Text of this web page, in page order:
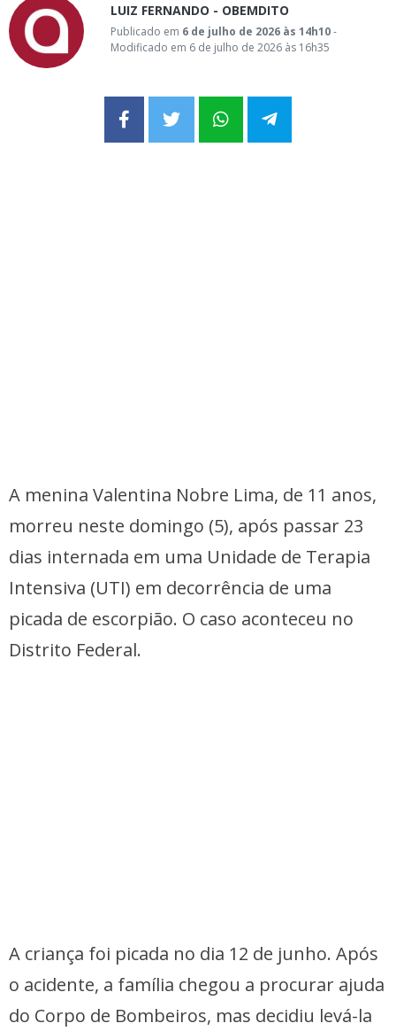
LUIZ FERNANDO - OBEMDITO
Publicado em 6 de julho de 2026 às 14h10-
Modificado em 6 de julho de 2026 às 16h35
A menina Valentina Nobre Lima, de 11 anos,
morreu neste domingo (5), após passar 23
dias internada em uma Unidade de Terapia
Intensiva (UTI) em decorrência de uma
picada de escorpião. O caso aconteceu no
Distrito Federal.
A criança foi picada no dia 12 de junho. Após
o acidente, a família chegou a procurar ajuda
do Corpo de Bombeiros, mas decidiu levá-la